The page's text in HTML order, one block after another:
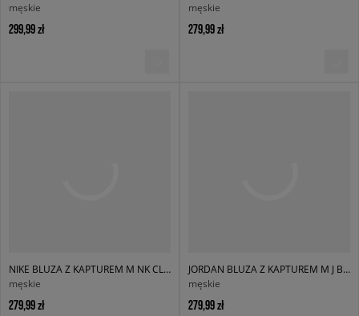
męskie
299,99 zł
męskie
279,99 zł
NIKE BLUZA Z KAPTUREM M NK CLUB BB PO HOODIE
męskie
279,99 zł
JORDAN BLUZA Z KAPTUREM M J BRK ST PO HD BB
męskie
279,99 zł